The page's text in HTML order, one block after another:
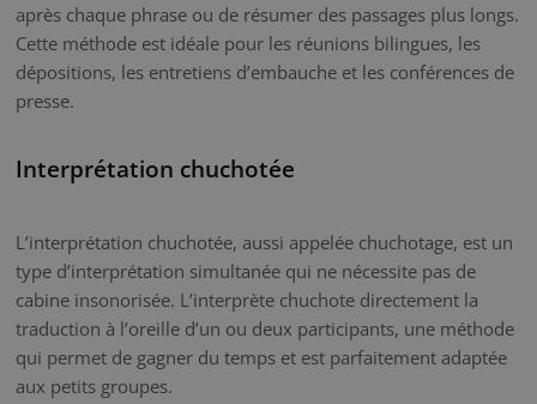
après chaque phrase ou de résumer des passages plus longs.
Cette méthode est idéale pour les réunions bilingues, les
dépositions, les entretiens d’embauche et les conférences de
presse.
Interprétation chuchotée
L’interprétation chuchotée, aussi appelée chuchotage, est un
type d’interprétation simultanée qui ne nécessite pas de
cabine insonorisée. L’interprète chuchote directement la
traduction à l’oreille d’un ou deux participants, une méthode
qui permet de gagner du temps et est parfaitement adaptée
aux petits groupes.